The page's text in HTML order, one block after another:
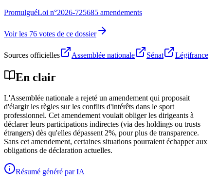
PromulguéLoi n°2026-725685 amendements
Voir les 76 votes de ce dossier
Sources officielles Assemblée nationale Sénat Légifrance
En clair
L'Assemblée nationale a rejeté un amendement qui proposait
d'élargir les règles sur les conflits d'intérêts dans le sport
professionnel. Cet amendement voulait obliger les dirigeants à
déclarer leurs participations indirectes (via des holdings ou trusts
étrangers) dès qu'elles dépassent 2%, pour plus de transparence.
Sans cet amendement, certaines situations pourraient échapper aux
obligations de déclaration actuelles.
Résumé généré par IA